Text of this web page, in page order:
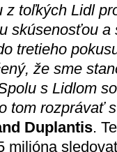
toľkých Lidl
skúsenosťou a
tretieho
že sme
s Lidlom
tom rozprávať
Duplantis.
milióna